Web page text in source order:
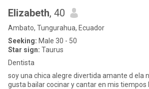
Elizabeth, 40
Ambato, Tungurahua, Ecuador
Seeking: Male 30 - 50
Star sign: Taurus
Dentista
soy una chica alegre divertida amante d
gusta bailar cocinar y cantar en mis tiempos